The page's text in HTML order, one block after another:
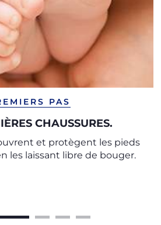
PAS
CHAUSSURES.
et protègent les pieds
les laissant libre de bouger.